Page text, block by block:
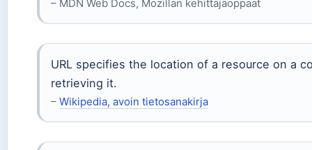
– MDN Web Docs, Mozillan kehittäjäoppaat
URL specifies the location of a resource on a
retrieving it.
– Wikipedia, avoin tietosanakirja